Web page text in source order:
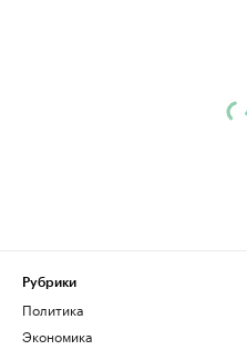
Рубрики
Политика
Экономика